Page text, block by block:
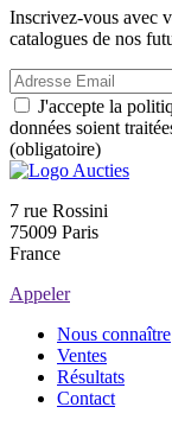
Inscrivez-vous avec
catalogues de nos
J'accepte la
données soient
(obligatoire)
7 rue Rossini
75009 Paris
France
Appeler
Nous connaître
Ventes
Résultats
Contact